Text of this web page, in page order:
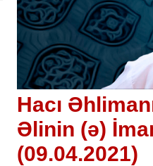
Hacı
Əlinin (ə)
(09.04.2021)